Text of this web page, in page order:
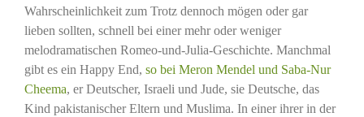
Wahrscheinlichkeit zum Trotz dennoch mögen oder gar
lieben sollten, schnell bei einer mehr oder weniger
melodramatischen Romeo-und-Julia-Geschichte. Manchmal
gibt es ein Happy End, so bei Meron Mendel und Saba-Nur
Cheema, er Deutscher, Israeli und Jude, sie Deutsche, das
Kind pakistanischer Eltern und Muslima. In einer ihrer in der